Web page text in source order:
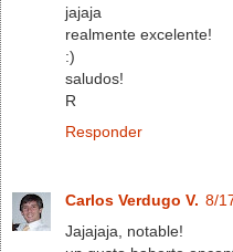
jajaja
realmente excelente!
:)
saludos!
R
Responder
Carlos Verdugo V. 8/
Jajajaja, notable!